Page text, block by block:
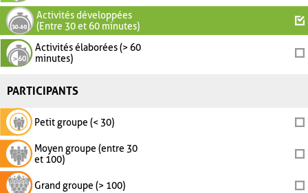
Activités développées
(Entre 30 et 60 minutes)
Activités élaborées (> 60
minutes)
PARTICIPANTS
Petit groupe (< 30)
Moyen groupe (entre 30
et 100)
Grand groupe (> 100)